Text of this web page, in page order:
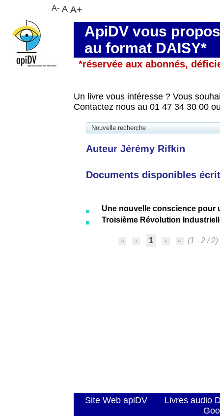
ApiDV vous
au format DAISY*
*réservée aux abonnés,
Un livre vous intéresse ? Vous
Contactez nous au 01 47 34 30 00
Nouvelle recherche
Auteur Jérémy Rifkin
Documents disponibles
Une nouvelle conscience pour
Troisième Révolution
1 (1 - 2 / 2)
Site Web apiDV
Livres audio
A- A A+